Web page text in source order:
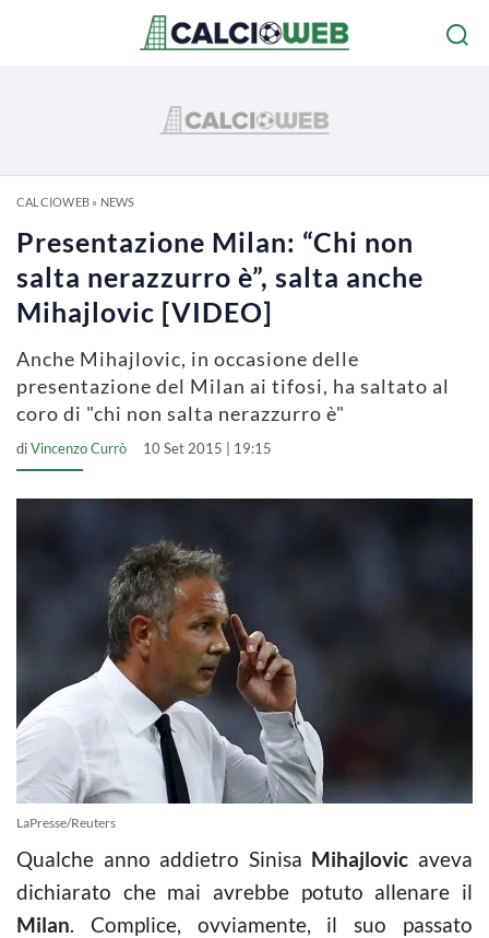
CALCIOWEB» NEWS
Presentazione Milan: “Chi non
salta nerazzurro è”, salta anche
Mihajlovic [VIDEO]
Anche Mihajlovic, in occasione delle
presentazione del Milan ai tifosi, ha saltato al
coro di "chi non salta nerazzurro è"
diVincenzo Currò 10 Set 2015 | 19:15
LaPresse/Reuters
Qualche anno addietro Sinisa Mihajlovic aveva
dichiarato che mai avrebbe potuto allenare il
Milan. Complice, ovviamente, il suo passato